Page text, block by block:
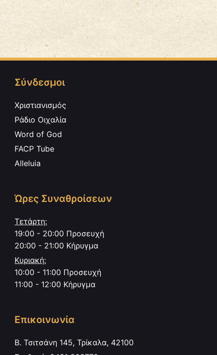
Σύνδεσμοι
Χριστιανισμός
Ράδιο Οιχαλία
Word of God
FACP Tube
Alleluia
Ώρες Συναθροίσεων
Τετάρτη:
19:00 - 20:00 Προσευχή
20:00 - 21:00 Κήρυγμα
Κυριακή:
10:00 - 11:00 Προσευχή
11:00 - 12:00 Κήρυγμα
Επικοινωνία
Β. Τσιτσάνη 145, Τρίκαλα, 42100